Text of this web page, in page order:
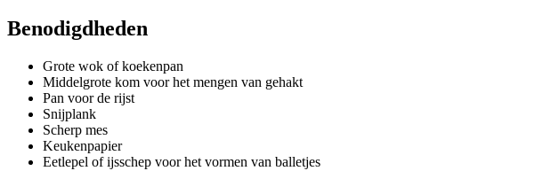
Benodigdheden
Grote wok of koekenpan
Middelgrote kom voor het mengen van gehakt
Pan voor de rijst
Snijplank
Scherp mes
Keukenpapier
Eetlepel of ijsschep voor het vormen van balletjes